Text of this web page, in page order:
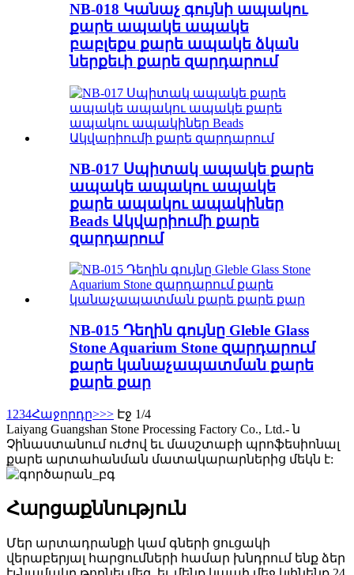
NB-018 Կանաչ գույնի ապակու
քարե ապակե ապակե
բաբլեքս քարե ապակե ձկան
ներքեւի քարե զարդարում
NB-017 Սպիտակ ապակե քարե
ապակե ապակու ապակե
քարե ապակու ապակիներ
Beads Ակվարիումի քարե
զարդարում
NB-015 Դեղին գույնը Gleble Glass
Stone Aquarium Stone զարդարում
քարե կանաչապատման քարե
քարե քար
1 234Հաջորդը>>> Էջ 1/4
Laiyang Guangshan Stone Processing Factory Co., Ltd.- ն
Չինաստանում ուժով եւ մասշտաբի պրոֆեսիոնալ
քարե արտահանման մատակարարներից մեկն է:
Հարցաքննություն
Մեր արտադրանքի կամ գների ցուցակի
վերաբերյալ հարցումների համար խնդրում ենք ձեր